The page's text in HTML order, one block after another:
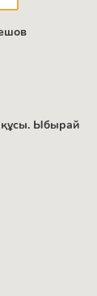
құсы. Ыбырай